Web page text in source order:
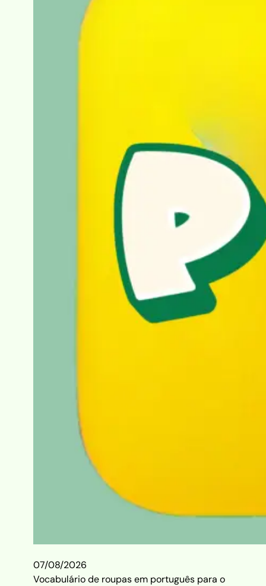
07/08/2026
Vocabulário de roupas em português para o